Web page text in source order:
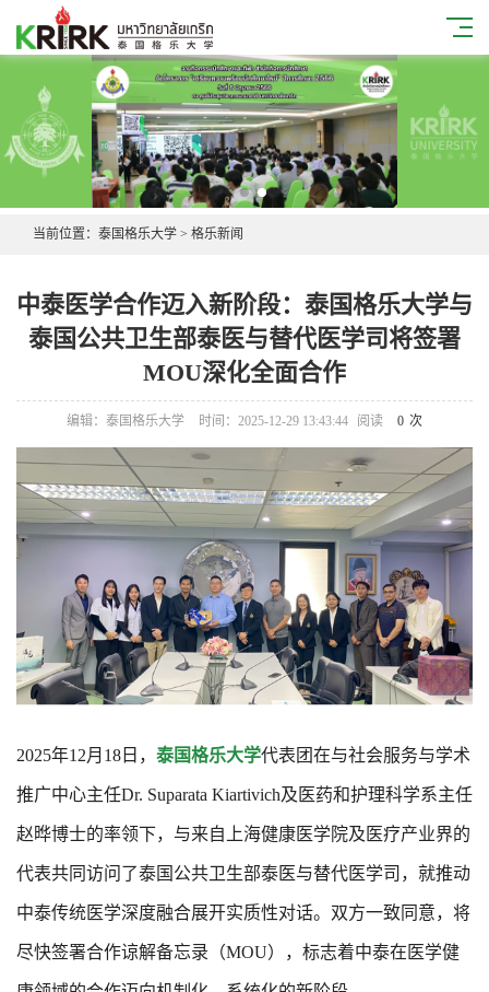
当前位置： 泰国格乐大学 > 格乐新闻
中泰医学合作迈入新阶段：泰国格乐大学与
泰国公共卫生部泰医与替代医学司将签署
MOU深化全面合作
编辑：泰国格乐大学 时间：2025-12-29 13:43:44 阅读 0 次
2025年12月18日， 泰国格乐大学代表团在与社会服务与学术
推广中心主任Dr. Suparata Kiartivich及医药和护理科学系主任
赵晔博士的率领下，与来自上海健康医学院及医疗产业界的
代表共同访问了泰国公共卫生部泰医与替代医学司，就推动
中泰传统医学深度融合展开实质性对话。双方一致同意，将
尽快签署合作谅解备忘录（MOU），标志着中泰在医学健